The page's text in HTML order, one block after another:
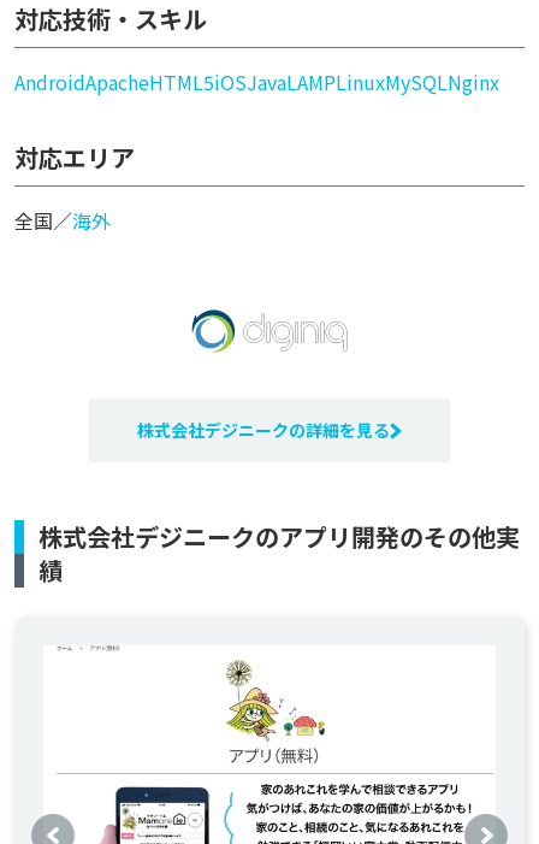
対応技術・スキル
AndroidApacheHTML5iOSJavaLAMPLinuxMySQLNginx
対応エリア
全国／海外
株式会社デジニークの詳細を見る
株式会社デジニークのアプリ開発のその他実
績